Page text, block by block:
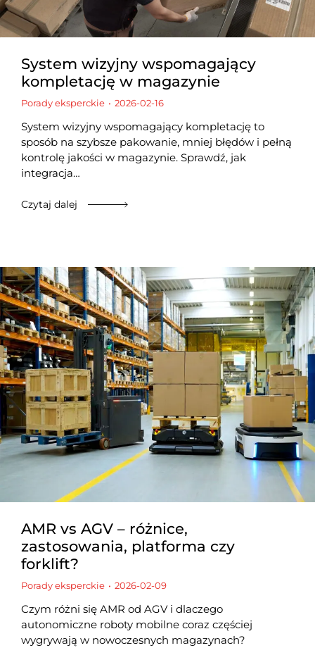
System wizyjny wspomagający
kompletację w magazynie
Porady eksperckie 2026-02-16
System wizyjny wspomagający kompletację to
sposób na szybsze pakowanie, mniej błędów i pełną
kontrolę jakości w magazynie. Sprawdź, jak
integracja…
Czytaj dalej
AMR vs AGV – różnice,
zastosowania, platforma czy
forklift?
Porady eksperckie 2026-02-09
Czym różni się AMR od AGV i dlaczego
autonomiczne roboty mobilne coraz częściej
wygrywają w nowoczesnych magazynach?